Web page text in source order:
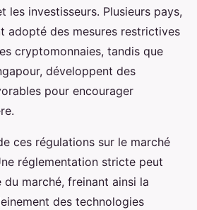
les investisseurs. Plusieurs pays,
adopté des mesures restrictives
cryptomonnaies, tandis que
développent des
pour encourager
ces régulations sur le marché
réglementation stricte peut
marché, freinant ainsi la
des technologies